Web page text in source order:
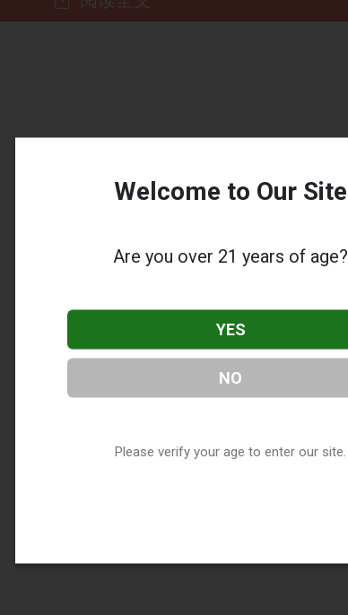
Welcome to Our Site
Are you over 21 years of age?
YES
NO
Please verify your age to enter our site.